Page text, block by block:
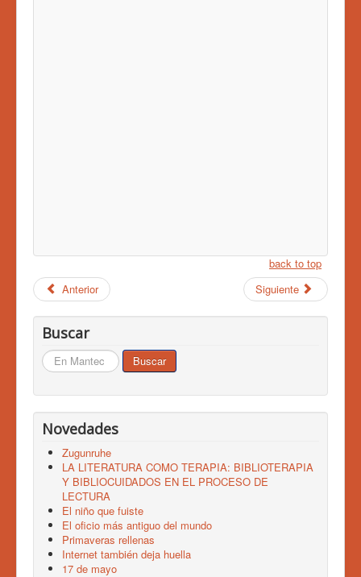
back to top
Anterior
Siguiente
Buscar
Buscar... Buscar
Novedades
Zugunruhe
LA LITERATURA COMO TERAPIA: BIBLIOTERAPIA
Y BIBLIOCUIDADOS EN EL PROCESO DE
LECTURA
El niño que fuiste
El oficio más antiguo del mundo
Primaveras rellenas
Internet también deja huella
17 de mayo